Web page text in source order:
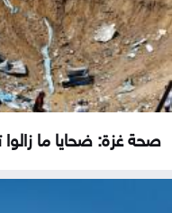
صحة غزة: ضحايا ما